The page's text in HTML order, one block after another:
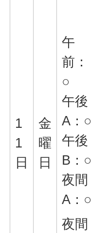
1
1
日
金
曜
日
午
前：
○
午後
A：○
午後
B：○
夜間
A：○
夜間